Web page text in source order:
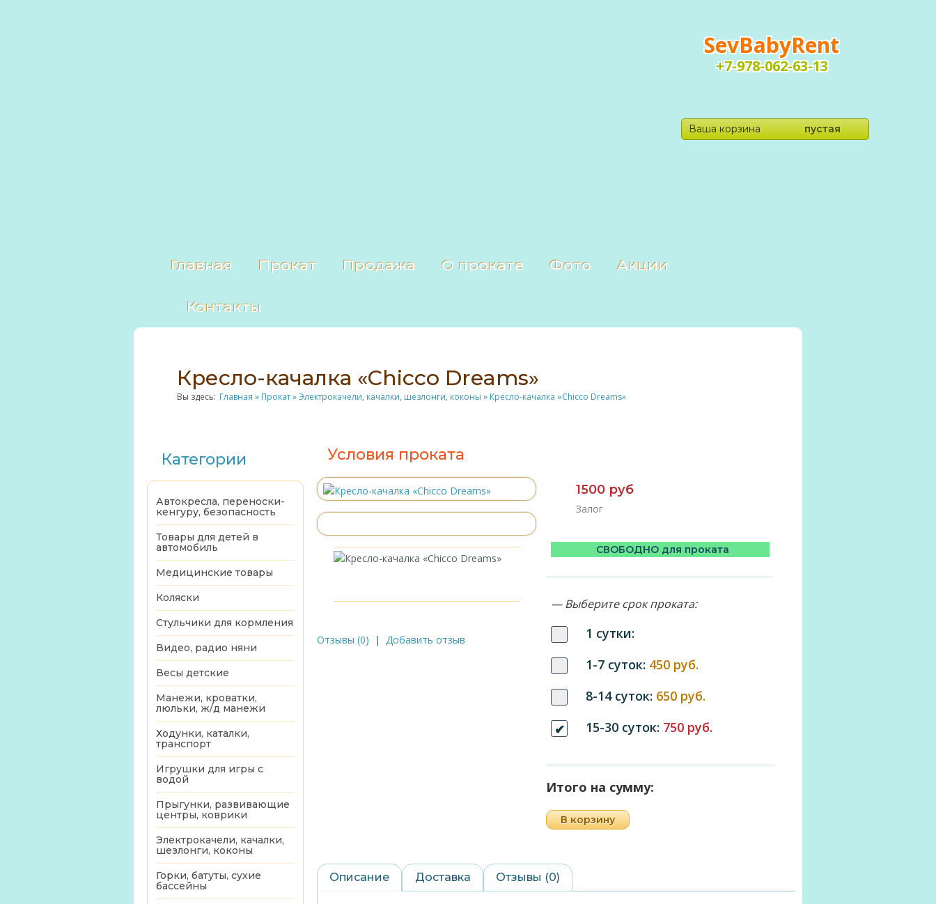
SevBabyRent
+7-978-062-63-13
Ваша корзина пустая
Главная Прокат Продажа О прокате Фото Акции
Контакты
Кресло-качалка «Chicco Dreams»
Вы здесь: Главная » Прокат»Электрокачели, качалки, шезлонги, коконы » Кресло-качалка «Chicco Dreams»
Категории
Автокресла, переноски-
кенгуру, безопасность
Товары для детей в
автомобиль
Медицинские товары
Коляски
Стульчики для кормления
Видео, радио няни
Весы детские
Манежи, кроватки,
люльки, ж/д манежи
Ходунки, каталки,
транспорт
Игрушки для игры с
водой
Прыгунки, развивающие
центры, коврики
Электрокачели, качалки,
шезлонги, коконы
Горки, батуты, сухие
бассейны
Условия проката
Отзывы (0) |Добавить отзыв
1500 руб
Залог
СВОБОДНО для проката
— Выберите срок проката:
1 сутки:
1-7 суток: 450 руб.
8-14 суток: 650 руб.
15-30 суток: 750 руб.
Итого на сумму:
В корзину
Описание Доставка Отзывы (0)